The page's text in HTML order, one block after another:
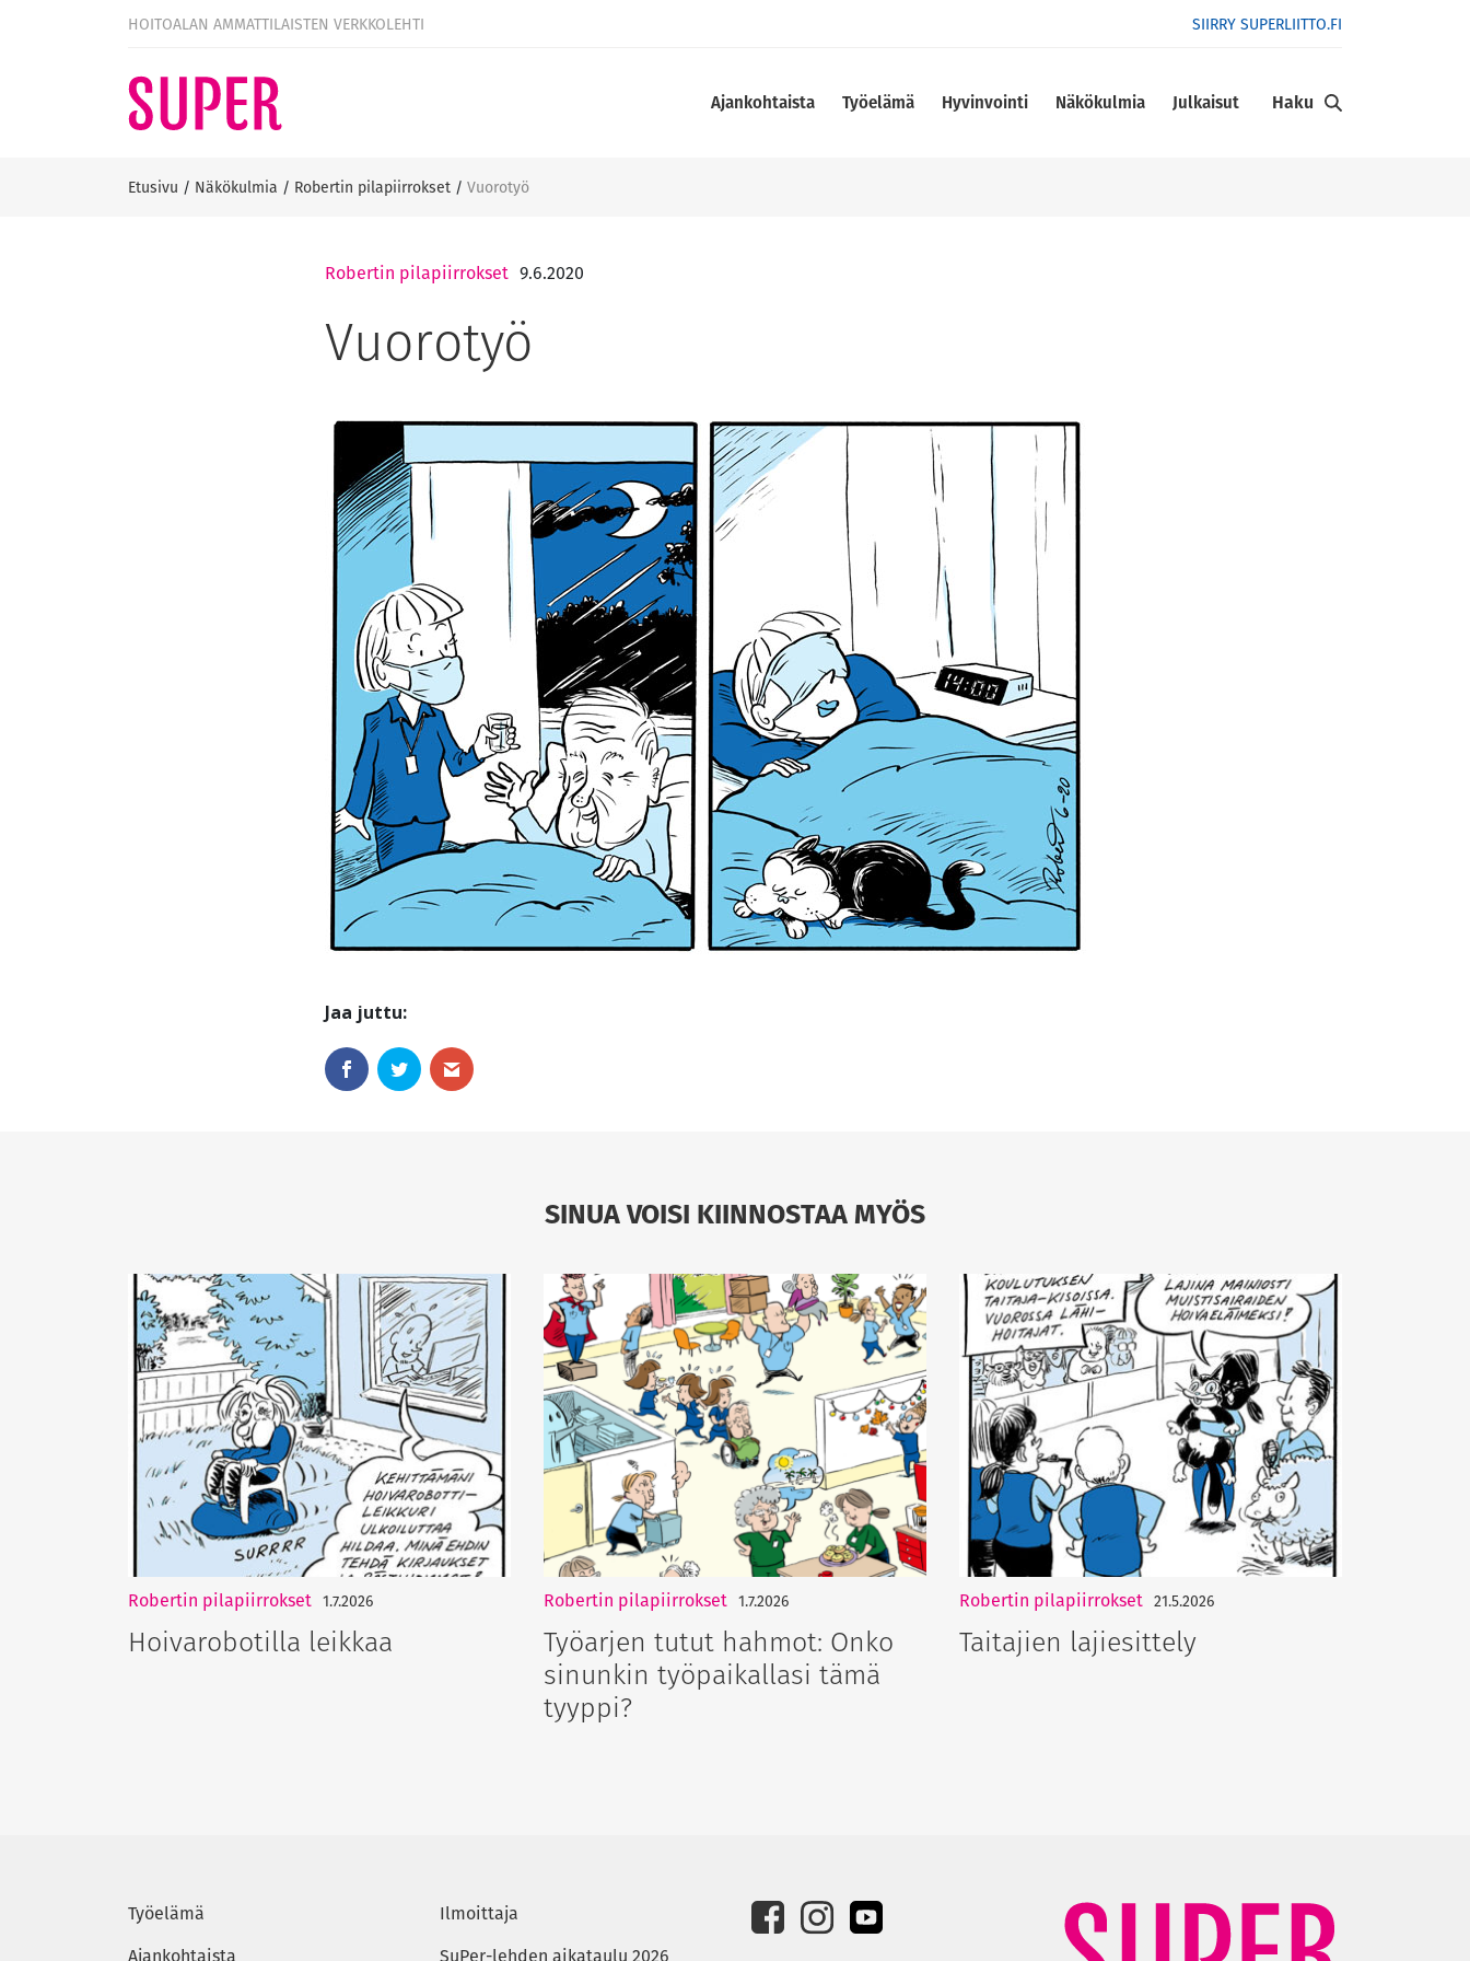
HOITOALAN AMMATTILAISTEN VERKKOLEHTI SIIRRY SUPERLIITTO.FI
Ajankohtaista Työelämä Hyvinvointi Näkökulmia Julkaisut Haku
Etusivu / Näkökulmia / Robertin pilapiirrokset / Vuorotyö
Robertin pilapiirrokset 9.6.2020
Vuorotyö
SINUA VOISI KIINNOSTAA MYÖS
Robertin pilapiirrokset 1.7.2026
Hoivarobotilla leikkaa
Robertin pilapiirrokset 1.7.2026
Työarjen tutut hahmot: Onko
sinunkin työpaikallasi tämä
tyyppi?
Robertin pilapiirrokset 21.5.2026
Taitajien lajiesittely
Työelämä
Ilmoittaja